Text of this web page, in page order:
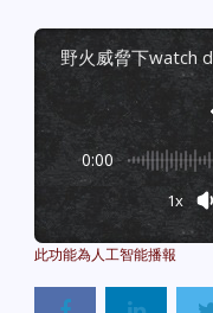
野火威脅下
0:00
1x